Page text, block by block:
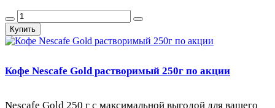
Купить
Кофе Nescafe Gold растворимый 250г по акции
Nescafe Gold 250 г с максимальной выгодой для вашего